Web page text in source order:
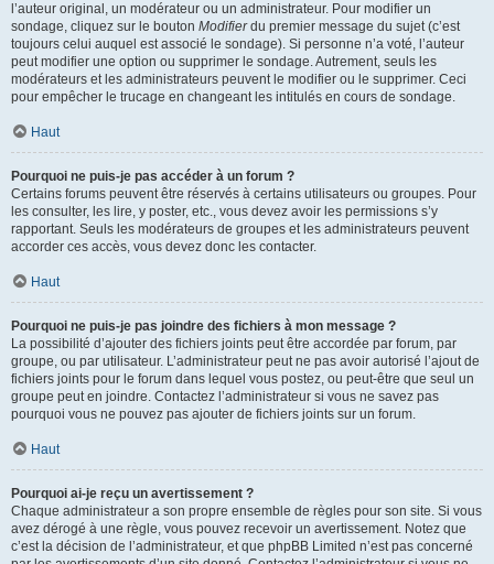
l’auteur original, un modérateur ou un administrateur. Pour modifier un
sondage, cliquez sur le bouton Modifierdu premier message du sujet (c’est
toujours celui auquel est associé le sondage). Si personne n’a voté, l’auteur
peut modifier une option ou supprimer le sondage. Autrement, seuls les
modérateurs et les administrateurs peuvent le modifier ou le supprimer. Ceci
pour empêcher le trucage en changeant les intitulés en cours de sondage.
Haut
Pourquoi ne puis-je pas accéder à un forum ?
Certains forums peuvent être réservés à certains utilisateurs ou groupes. Pour
les consulter, les lire, y poster, etc., vous devez avoir les permissions s’y
rapportant. Seuls les modérateurs de groupes et les administrateurs peuvent
accorder ces accès, vous devez donc les contacter.
Haut
Pourquoi ne puis-je pas joindre des fichiers à mon message ?
La possibilité d’ajouter des fichiers joints peut être accordée par forum, par
groupe, ou par utilisateur. L’administrateur peut ne pas avoir autorisé l’ajout de
fichiers joints pour le forum dans lequel vous postez, ou peut-être que seul un
groupe peut en joindre. Contactez l’administrateur si vous ne savez pas
pourquoi vous ne pouvez pas ajouter de fichiers joints sur un forum.
Haut
Pourquoi ai-je reçu un avertissement ?
Chaque administrateur a son propre ensemble de règles pour son site. Si vous
avez dérogé à une règle, vous pouvez recevoir un avertissement. Notez que
c’est la décision de l’administrateur, et que phpBB Limited n’est pas concerné